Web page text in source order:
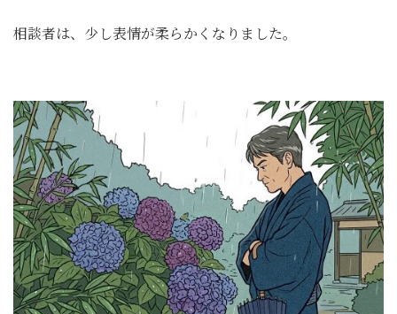
相談者は、少し表情が柔らかくなりました。